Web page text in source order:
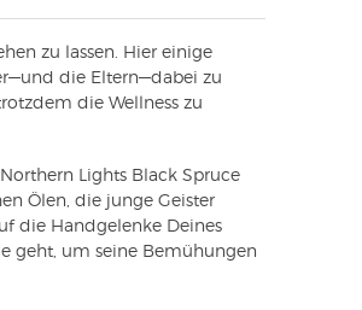
zu lassen. Hier einige
die Eltern—dabei zu
die Wellness zu
Lights Black Spruce
Ölen, die junge Geister
die Handgelenke Deines
geht, um seine Bemühungen